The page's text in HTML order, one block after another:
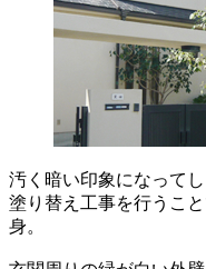
汚く暗い印象になって
塗り替え工事を行うこ
身。